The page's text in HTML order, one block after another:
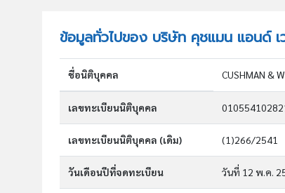
ข้อมูลทั่วไปของ บริษัท คุชแมน แอนด์
ชื่อนิติบุคคล
เลขทะเบียนนิติบุคคล
เลขทะเบียนนิติบุคคล (เดิม) (1)266/2541
วันเดือนปีที่จดทะเบียน วันที่ 12 พ.ค.